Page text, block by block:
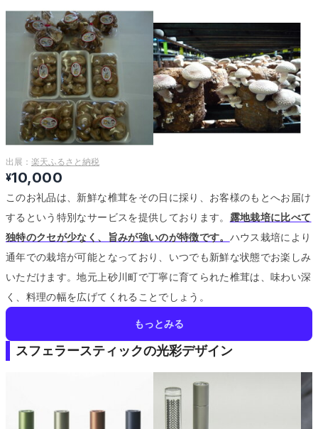
出展： 楽天ふるさと納税
¥10,000
このお礼品は、新鮮な椎茸をその日に採り、お客様のもとへお届け
するという特別なサービスを提供しております。 露地栽培に比べて
独特のクセが少なく、旨みが強いのが特徴です。 ハウス栽培により
通年での栽培が可能となっており、いつでも新鮮な状態でお楽しみ
いただけます。地元上砂川町で丁寧に育てられた椎茸は、味わい深
く、料理の幅を広げてくれることでしょう。
もっとみる
スフェラースティックの光彩デザイン